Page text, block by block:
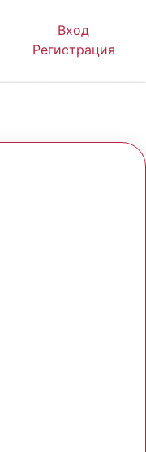
Вход
Регистрация